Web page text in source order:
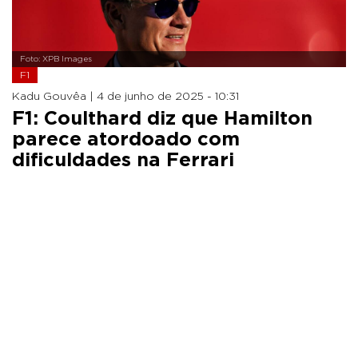
Foto: XPB Images
F1
Kadu Gouvêa | 4 de junho de 2025 - 10:31
F1: Coulthard diz que Hamilton
parece atordoado com
dificuldades na Ferrari